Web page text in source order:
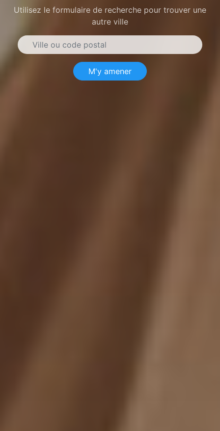
Utilisez le formulaire de recherche pour trouver une
autre ville
M'y amener